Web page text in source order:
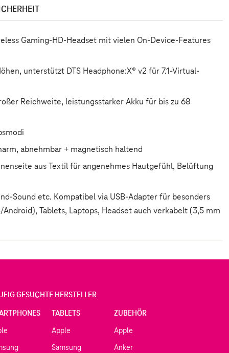
Gaming-HD-Headset mit vielen On-Device-Features
unterstützt DTS Headphone:X® v2 für 7.1-Virtual-
Reichweite, leistungsstarker Akku für bis zu 68
abnehmbar + magnetisch haltend
aus Textil für angenehmes Hautgefühl, Belüftung
Sound etc. Kompatibel via USB-Adapter für besonders
Tablets, Laptops, Headset auch verkabelt (3,5 mm
GESUCHTE HERSTELLER
TABLETS
Apple
Samsung
ZUBEHÖR
Apple
Anker